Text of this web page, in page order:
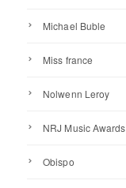
Michael Buble
Miss france
Nolwenn Leroy
NRJ Music Awards
Obispo